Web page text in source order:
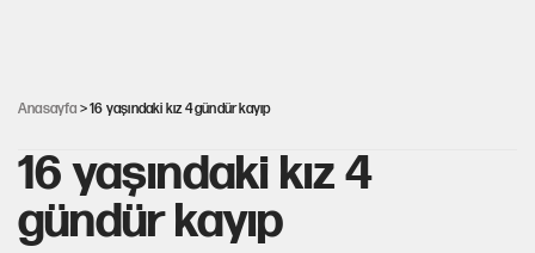
Anasayfa > 16 yaşındaki kız 4 gündür kayıp
16 yaşındaki kız 4
gündür kayıp